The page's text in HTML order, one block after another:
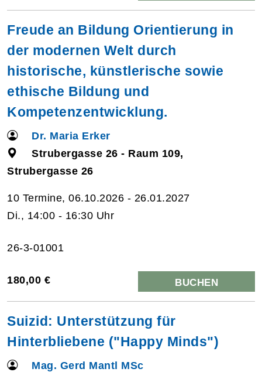
Freude an Bildung Orientierung in
der modernen Welt durch
historische, künstlerische sowie
ethische Bildung und
Kompetenzentwicklung.
Dr. Maria Erker
Strubergasse 26 - Raum 109,
Strubergasse 26
10 Termine, 06.10.2026 - 26.01.2027
Di., 14:00 - 16:30 Uhr
26-3-01001
180,00 € BUCHEN
Suizid: Unterstützung für
Hinterbliebene ("Happy Minds")
Mag. Gerd Mantl MSc